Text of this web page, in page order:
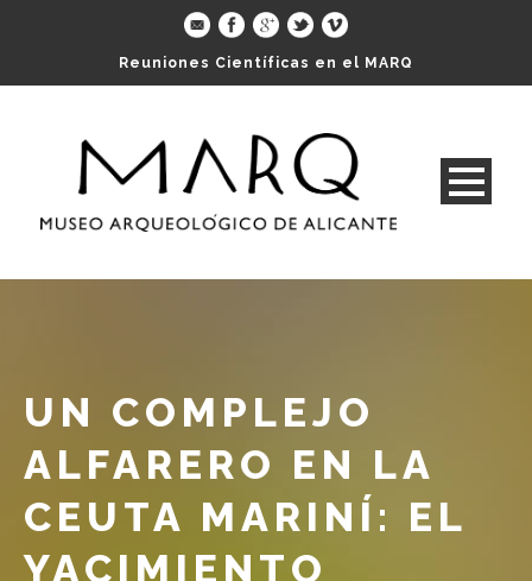
Reuniones Científicas en el MARQ
UN COMPLEJO
ALFARERO EN LA
CEUTA MARINÍ: EL
YACIMIENTO